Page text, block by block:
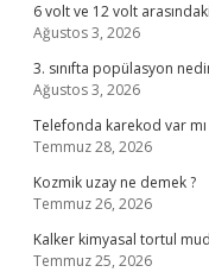
6 volt ve 12 volt
Ağustos 3, 2026
3. sınıfta popülasyon
Ağustos 3, 2026
Telefonda karekod var mı
Temmuz 28, 2026
Kozmik uzay ne demek ?
Temmuz 26, 2026
Kalker kimyasal tortul
Temmuz 25, 2026